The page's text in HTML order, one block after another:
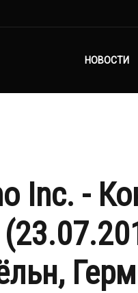
НОВОСТИ
Inc. -